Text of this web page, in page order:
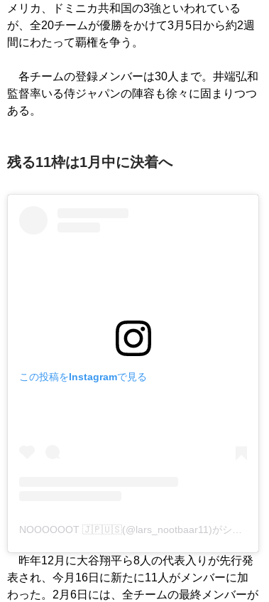
メリカ、ドミニカ共和国の3強といわれている
が、全20チームが優勝をかけて3月5日から約2週
間にわたって覇権を争う。
各チームの登録メンバーは30人まで。井端弘和
監督率いる侍ジャパンの陣容も徐々に固まりつつ
ある。
残る11枠は1月中に決着へ
この投稿をInstagramで見る
NOOOOOOT 🇯🇵🇺🇸(@lars_nootbaar11)がシェアした投稿
昨年12月に大谷翔平ら8人の代表入りが先行発
表され、今月16日に新たに11人がメンバーに加
わった。2月6日には、全チームの最終メンバーが